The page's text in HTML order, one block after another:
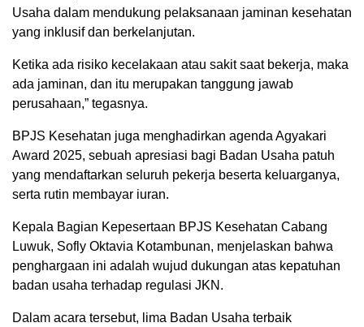
Usaha dalam mendukung pelaksanaan jaminan kesehatan
yang inklusif dan berkelanjutan.
Ketika ada risiko kecelakaan atau sakit saat bekerja, maka
ada jaminan, dan itu merupakan tanggung jawab
perusahaan,” tegasnya.
BPJS Kesehatan juga menghadirkan agenda Agyakari
Award 2025, sebuah apresiasi bagi Badan Usaha patuh
yang mendaftarkan seluruh pekerja beserta keluarganya,
serta rutin membayar iuran.
Kepala Bagian Kepesertaan BPJS Kesehatan Cabang
Luwuk, Sofly Oktavia Kotambunan, menjelaskan bahwa
penghargaan ini adalah wujud dukungan atas kepatuhan
badan usaha terhadap regulasi JKN.
Dalam acara tersebut, lima Badan Usaha terbaik